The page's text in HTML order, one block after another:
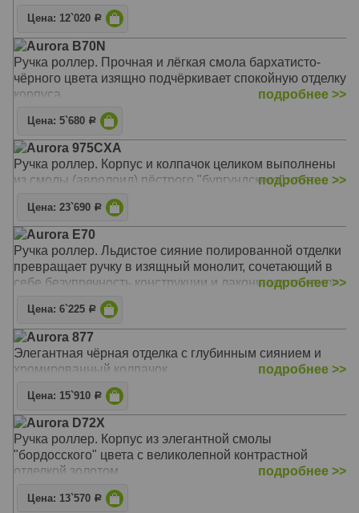
логотипа "Aurora" и "ITALY", отдельные элементы
дизайна - зеркальный хром
Размеры: длина ручки 135 мм / 160 мм, толщина ручки
(максимальный диаметр) 13,5 мм
Вес: 27 гр.
Цвет: Black CT (матовый черный/хром)
ручка уменьшенного размера, под некрупную руку
Rubberized Soft Touch - высококачественный пластик
ощупь
фирменный клип Aurora
оригинальная специальная подарочная упаковка
защелкивающийся колпачок
ручка заправляется стандартными стержнями Aurora
для ручек-роллеров
возможны два варианта подарочной упаковки
Цена: 12`020 Р
Aurora B70N
Ручка роллер. Прочная и лёгкая смола бархатисто-
чёрного цвета изящно подчёркивает спокойную отделку
корпуса.
подробнее >>
Цена: 5`680 Р
Aurora 975CXA
Ручка роллер. Корпус и колпачок целиком выполнены
из смолы (авролоид) пёстрого "бургундского" цвет.
подробнее >>
Цена: 23`690 Р
Aurora E70
Ручка роллер. Льдистое сияние полированной отделки
превращает ручку в изящный монолит, сочетающий в
себе безупречность конструкции и лаконичность стиля.
подробнее >>
Цена: 6`225 Р
Aurora 877
Элегантная чёрная отделка с глубинным сиянием и
хромированный колпачок.
подробнее >>
Цена: 15`910 Р
Aurora D72X
Ручка роллер. Корпус из элегантной смолы
"бордосского" цвета с великолепной контрастной
отделкой золотом.
подробнее >>
Цена: 13`570 Р